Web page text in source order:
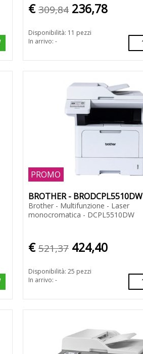
€309,84236,78
Disponibilità: 11 pezzi
In arrivo: -
BROTHER - BRODCPL5510DW
Brother - Multifunzione - Laser
monocromatica - DCPL5510DW
€521,37424,40
PROMO
Disponibilità: 25 pezzi
In arrivo: -